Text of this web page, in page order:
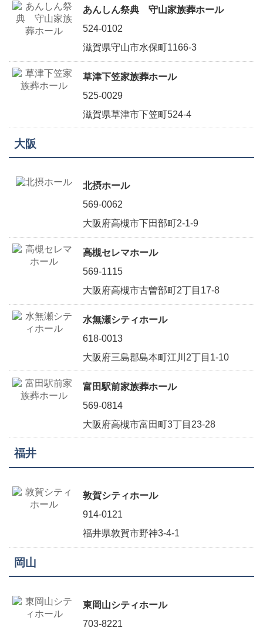
あんしん祭典 守山家族葬ホール
524-0102
滋賀県守山市水保町1166-3
草津下笠家族葬ホール
525-0029
滋賀県草津市下笠町524-4
大阪
北摂ホール
569-0062
大阪府高槻市下田部町2-1-9
高槻セレマホール
569-1115
大阪府高槻市古曽部町2丁目17-8
水無瀬シティホール
618-0013
大阪府三島郡島本町江川2丁目1-10
富田駅前家族葬ホール
569-0814
大阪府高槻市富田町3丁目23-28
福井
敦賀シティホール
914-0121
福井県敦賀市野神3-4-1
岡山
東岡山シティホール
703-8221